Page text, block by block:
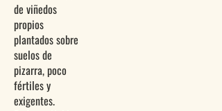
de viñedos
propios
plantados sobre
suelos de
pizarra, poco
fértiles y
exigentes.